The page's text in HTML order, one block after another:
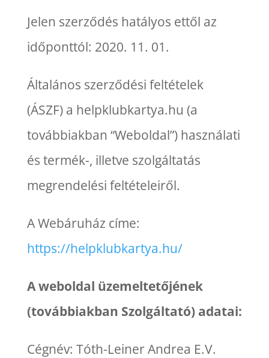
Jelen szerződés hatályos ettől az
időponttól: 2020. 11. 01.
Általános szerződési feltételek
(ÁSZF) a helpklubkartya.hu (a
továbbiakban “Weboldal”) használati
és termék-, illetve szolgáltatás
megrendelési feltételeiről.
A Webáruház címe:
https://helpklubkartya.hu/
A weboldal üzemeltetőjének
(továbbiakban Szolgáltató) adatai:
Cégnév: Tóth-Leiner Andrea E.V.